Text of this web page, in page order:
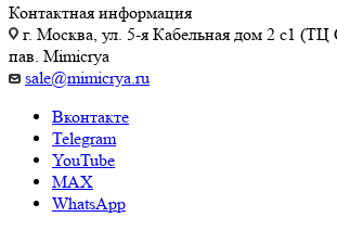
Контактная информация
г. Москва, ул. 5-я Кабельная дом 2 с1
пав. Mimicrya
sale@mimicrya.ru
Вконтакте
Telegram
YouTube
MAX
WhatsApp